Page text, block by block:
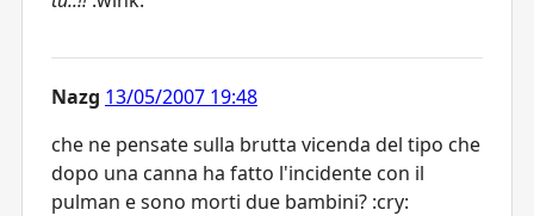
Nazg 13/05/2007 19:48
che ne pensate sulla brutta vicenda del tipo che
dopo una canna ha fatto l'incidente con il
pulman e sono morti due bambini? :cry: